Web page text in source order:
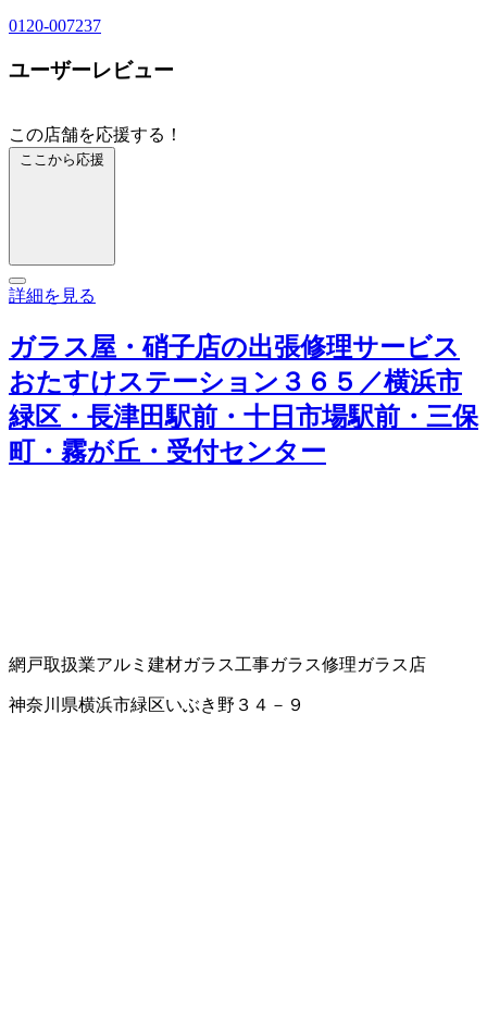
0120-007237
ユーザーレビュー
この店舗を応援する！
ここから応援
詳細を見る
ガラス屋・硝子店の出張修理サービス
おたすけステーション３６５／横浜市
緑区・長津田駅前・十日市場駅前・三保
町・霧が丘・受付センター
網戸取扱業アルミ建材ガラス工事ガラス修理ガラス店
神奈川県横浜市緑区いぶき野３４－９